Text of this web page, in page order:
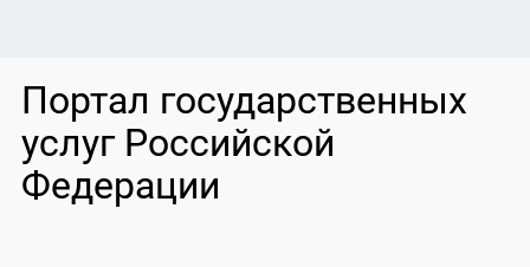
Портал государственных
услуг Российской
Федерации